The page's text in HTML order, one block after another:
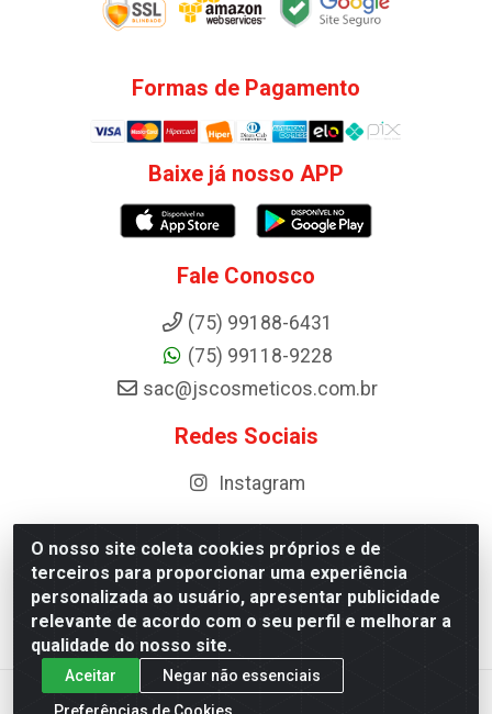
O nosso site coleta cookies próprios e de
terceiros para proporcionar uma experiência
personalizada ao usuário, apresentar publicidade
relevante de acordo com o seu perfil e melhorar a
qualidade do nosso site.
Aceitar
Negar não essenciais
Preferências de Cookies
Formas de Pagamento
Baixe já nosso APP
Fale Conosco
(75) 99188-6431
(75) 99118-9228
sac@jscosmeticos.com.br
Redes Sociais
Instagram
Distribuidora de Cosméticos Antoneto LTDA - BA-052,
km 87 - Industrial, Ipirá - BA, 44600-000 - CNPJ
10.984.107/0001-75